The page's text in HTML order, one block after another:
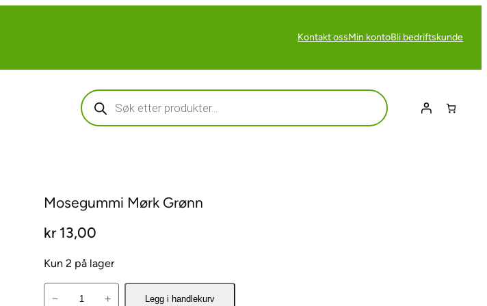
Kontakt ossMin kontoBli bedriftskunde
Products
search
Mosegummi Mørk Grønn
kr13,00
Kun 2 på lager
− + Legg i handlekurv